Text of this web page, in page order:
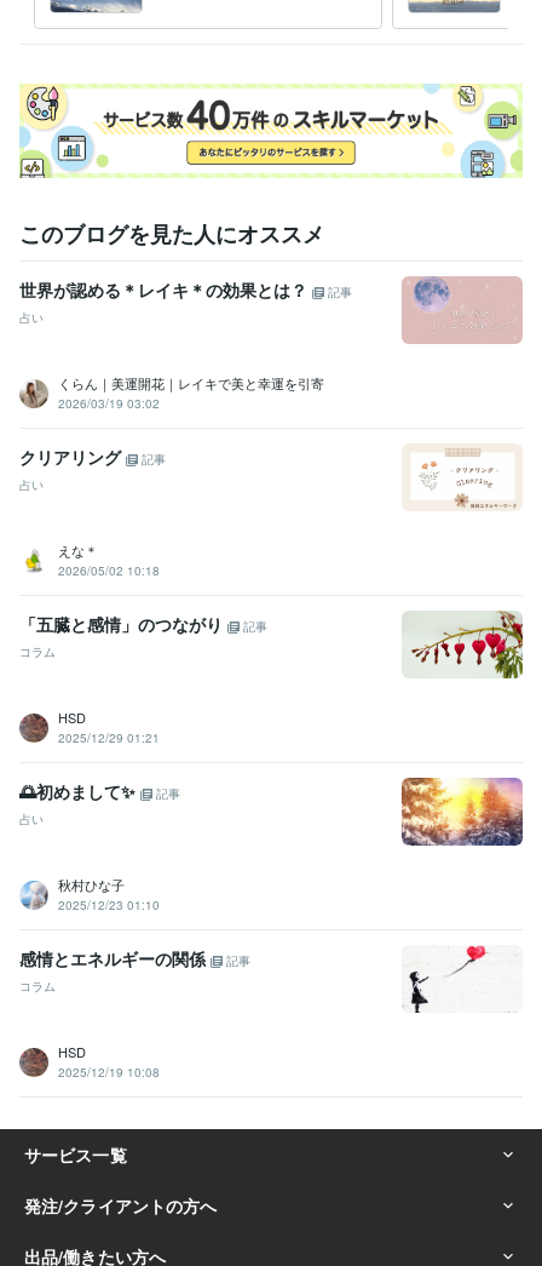
このブログを見た人にオススメ
世界が認める＊レイキ＊の効果とは？
記事
占い
くらん｜美運開花｜レイキで美と幸運を引寄
2026/03/19 03:02
クリアリング
記事
占い
えな＊
2026/05/02 10:18
「五臓と感情」のつながり
記事
コラム
HSD
2025/12/29 01:21
🌅初めまして✨
記事
占い
秋村ひな子
2025/12/23 01:10
感情とエネルギーの関係
記事
コラム
HSD
2025/12/19 10:08